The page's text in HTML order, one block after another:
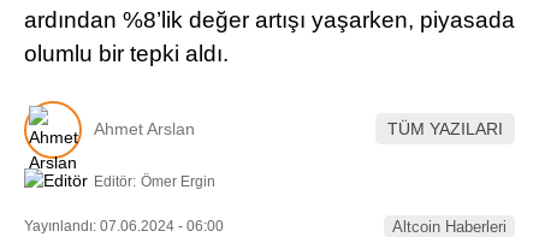
ardından %8’lik değer artışı yaşarken, piyasada
olumlu bir tepki aldı.
Ahmet Arslan TÜM YAZILARI
Editör: Ömer Ergin
Yayınlandı: 07.06.2024 - 06:00
Altcoin Haberleri